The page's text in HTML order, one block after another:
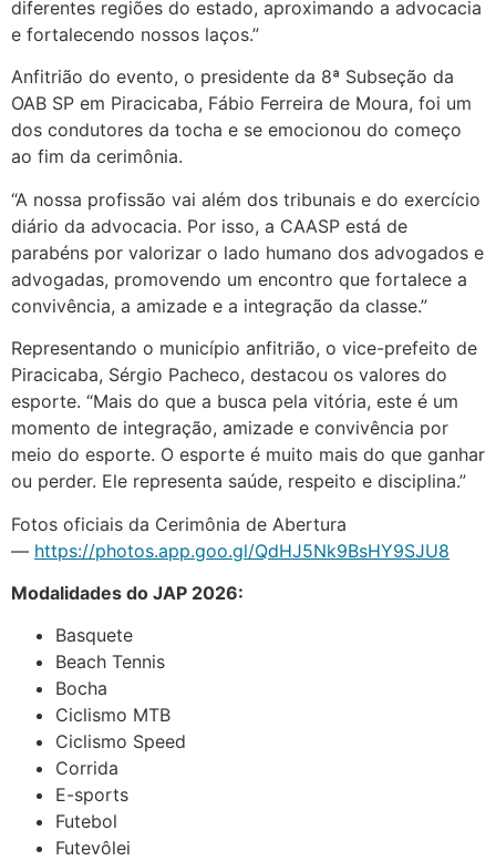
diferentes regiões do estado, aproximando a advocacia
e fortalecendo nossos laços.”
Anfitrião do evento, o presidente da 8ª Subseção da
OAB SP em Piracicaba, Fábio Ferreira de Moura, foi um
dos condutores da tocha e se emocionou do começo
ao fim da cerimônia.
“A nossa profissão vai além dos tribunais e do exercício
diário da advocacia. Por isso, a CAASP está de
parabéns por valorizar o lado humano dos advogados e
advogadas, promovendo um encontro que fortalece a
convivência, a amizade e a integração da classe.”
Representando o município anfitrião, o vice-prefeito de
Piracicaba, Sérgio Pacheco, destacou os valores do
esporte. “Mais do que a busca pela vitória, este é um
momento de integração, amizade e convivência por
meio do esporte. O esporte é muito mais do que ganhar
ou perder. Ele representa saúde, respeito e disciplina.”
Fotos oficiais da Cerimônia de Abertura
— https://photos.app.goo.gl/QdHJ5Nk9BsHY9SJU8
Modalidades do JAP 2026:
Basquete
Beach Tennis
Bocha
Ciclismo MTB
Ciclismo Speed
Corrida
E-sports
Futebol
Futevôlei